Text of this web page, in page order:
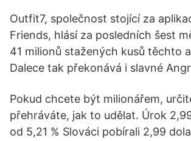
Outfit7, společnost stojící za
Friends, hlásí za posledních šest
41 milionů stažených kusů těchto
Dalece tak překonává i slavné
Pokud chcete být milionářem,
přehráváte, jak to udělat. Úrok
od 5,21 % Slováci pobírali 2,99